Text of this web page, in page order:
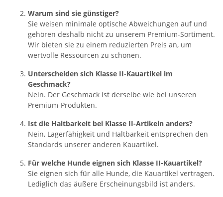
Warum sind sie günstiger?
Sie weisen minimale optische Abweichungen auf und
gehören deshalb nicht zu unserem Premium-Sortiment.
Wir bieten sie zu einem reduzierten Preis an, um
wertvolle Ressourcen zu schonen.
Unterscheiden sich Klasse II-Kauartikel im
Geschmack?
Nein. Der Geschmack ist derselbe wie bei unseren
Premium-Produkten.
Ist die Haltbarkeit bei Klasse II-Artikeln anders?
Nein, Lagerfähigkeit und Haltbarkeit entsprechen den
Standards unserer anderen Kauartikel.
Für welche Hunde eignen sich Klasse II-Kauartikel?
Sie eignen sich für alle Hunde, die Kauartikel vertragen.
Lediglich das äußere Erscheinungsbild ist anders.